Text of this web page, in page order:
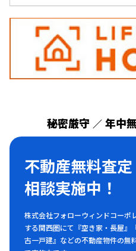
秘密厳守 ／ 年中
不動産無料査定
相談実施中！
株式会社フォローウィンドコーポ
する関西圏にて『空き家・長屋』
古一戸建』などの不動産物件の無